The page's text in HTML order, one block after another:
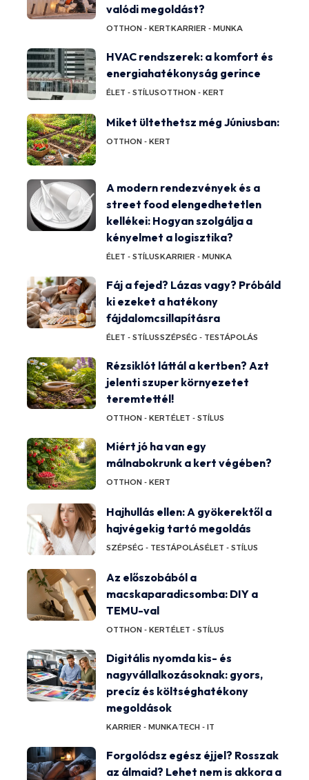
valódi megoldást?
OTTHON - KERTKARRIER - MUNKA
HVAC rendszerek: a komfort és
energiahatékonyság gerince
ÉLET - STÍLUSOTTHON - KERT
Miket ültethetsz még Júniusban:
OTTHON - KERT
A modern rendezvények és a
street food elengedhetetlen
kellékei: Hogyan szolgálja a
kényelmet a logisztika?
ÉLET - STÍLUSKARRIER - MUNKA
Fáj a fejed? Lázas vagy? Próbáld
ki ezeket a hatékony
fájdalomcsillapításra
ÉLET - STÍLUSSZÉPSÉG - TESTÁPOLÁS
Rézsiklót láttál a kertben? Azt
jelenti szuper környezetet
teremtettél!
OTTHON - KERTÉLET - STÍLUS
Miért jó ha van egy
málnabokrunk a kert végében?
OTTHON - KERT
Hajhullás ellen: A gyökerektől a
hajvégekig tartó megoldás
SZÉPSÉG - TESTÁPOLÁSÉLET - STÍLUS
Az előszobából a
macskaparadicsomba: DIY a
TEMU-val
OTTHON - KERTÉLET - STÍLUS
Digitális nyomda kis- és
nagyvállalkozásoknak: gyors,
precíz és költséghatékony
megoldások
KARRIER - MUNKATECH - IT
Forgolódsz egész éjjel? Rosszak
az álmaid? Lehet nem is akkora a